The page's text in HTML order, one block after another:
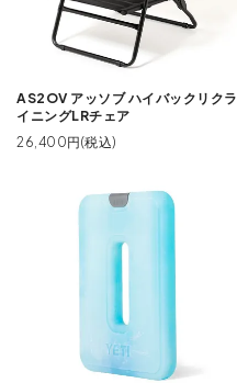
AS2OV アッソブ ハイバックリクラ
イニングLRチェア
26,400円(税込)